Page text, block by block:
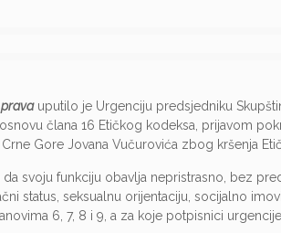
pravauputilo je Urgenciju predsjedniku
člana 16 Etičkog kodeksa, prijavom
Gore Jovana Vučurovića zbog kršenja
svoju funkciju obavlja nepristrasno, bez
status, seksualnu orijentaciju, socijalno
6, 7, 8 i 9, a za koje potpisnici